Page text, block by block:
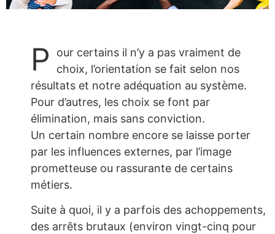
P
our certains il n’y a pas vraiment de
choix, l’orientation se fait selon nos
résultats et notre adéquation au système.
Pour d’autres, les choix se font par
élimination, mais sans conviction.
Un certain nombre encore se laisse porter
par les influences externes, par l’image
prometteuse ou rassurante de certains
métiers.
Suite à quoi, il y a parfois des achoppements,
des arrêts brutaux (environ vingt-cinq pour